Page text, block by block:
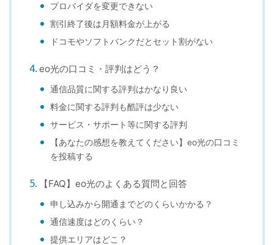
プロバイダを変更できない
割引終了後は月額料金が上がる
ドコモやソフトバンクだとセット割がない
eo光の口コミ・評判はどう？
通信品質に関する評判はかなり良い
料金に関する評判も酷評は少ない
サービス・サポート等に関する評判
【あなたの感想を教えてください】eo光の口コミ
を投稿する
【FAQ】eo光のよくある質問と回答
申し込みから開通までどのくらいかかる？
通信速度はどのくらい？
提供エリアはどこ？